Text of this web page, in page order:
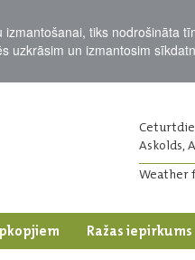
tiks nodrošināta
uzkrāsim un izmantosim
Askolds,
Weather
Ražas iepirkums